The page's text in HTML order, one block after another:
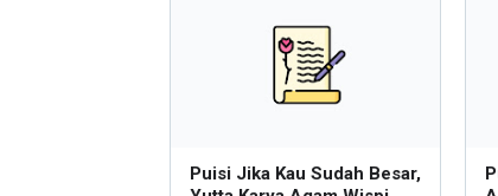
Puisi Jika Kau Sudah Besar,